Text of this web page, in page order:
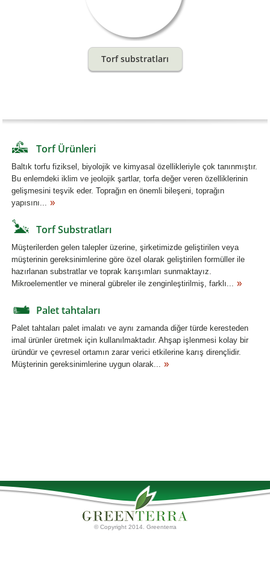
Torf substratları
Torf Ürünleri
Baltık torfu fiziksel, biyolojik ve kimyasal özellikleriyle çok tanınmıştır.
Bu enlemdeki iklim ve jeolojik şartlar, torfa değer veren özelliklerinin
gelişmesini teşvik eder. Toprağın en önemli bileşeni, toprağın
yapısını...
Torf Substratları
Müşterilerden gelen talepler üzerine, şirketimizde geliştirilen veya
müşterinin gereksinimlerine göre özel olarak geliştirilen formüller ile
hazırlanan substratlar ve toprak karışımları sunmaktayız.
Mikroelementler ve mineral gübreler ile zenginleştirilmiş, farklı...
Palet tahtaları
Palet tahtaları palet imalatı ve aynı zamanda diğer türde keresteden
imal ürünler üretmek için kullanılmaktadır. Ahşap işlenmesi kolay bir
üründür ve çevresel ortamın zarar verici etkilerine karış dirençlidir.
Müşterinin gereksinimlerine uygun olarak...
© Copyright 2014. Greenterra